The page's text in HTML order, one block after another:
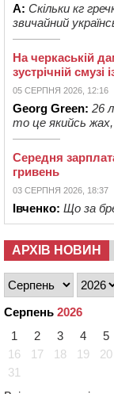
А: Скільки кг
звичайний
На черкаській
зустрічній смузі
05 СЕРПНЯ 2026, 12:16
Georg Green: 26
то це якийсь жах,
Середня
гривень
03 СЕРПНЯ 2026, 18:37
Івченко: Що за
АРХІВ НОВИН
Серпень 2026
1
2 3 4 5
16
17 18 19 20
31